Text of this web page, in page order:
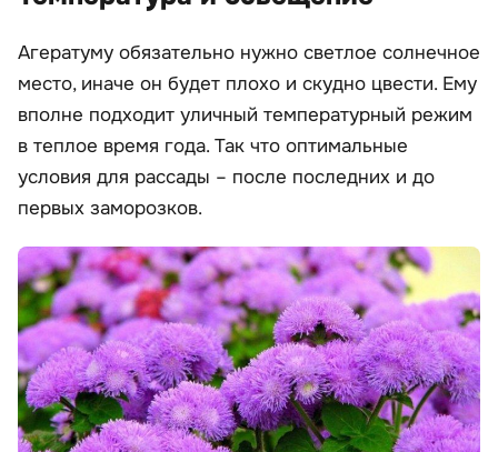
Агератуму обязательно нужно светлое солнечное
место, иначе он будет плохо и скудно цвести. Ему
вполне подходит уличный температурный режим
в теплое время года. Так что оптимальные
условия для рассады – после последних и до
первых заморозков.